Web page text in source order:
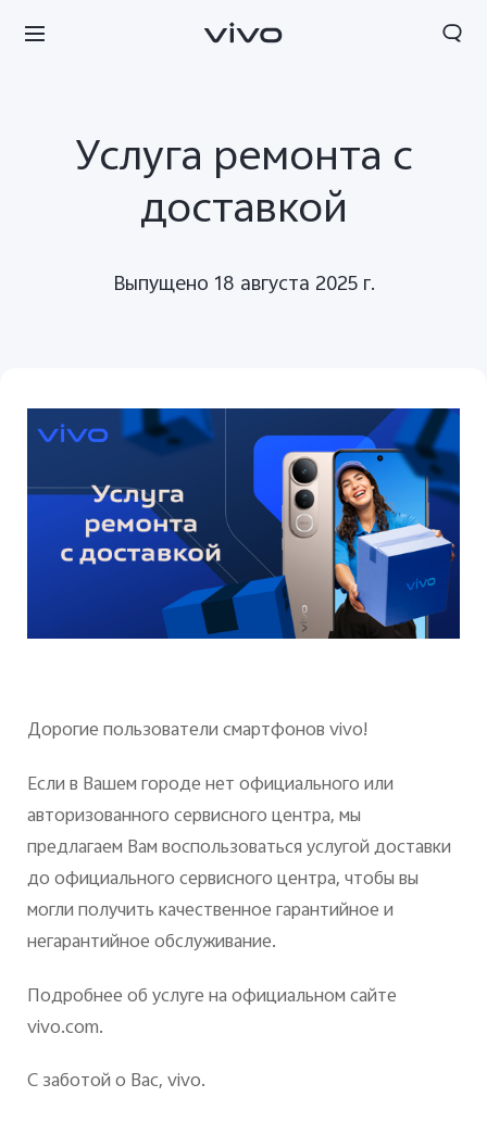
Казахстан | Выберите страну/регион
Услуга ремонта с
доставкой
Выпущено 18 августа 2025 г.
Дорогие пользователи смартфонов vivo!
Если в Вашем городе нет официального или
авторизованного сервисного центра, мы
предлагаем Вам воспользоваться услугой доставки
до официального сервисного центра, чтобы вы
могли получить качественное гарантийное и
негарантийное обслуживание.
Подробнее об услуге на официальном сайте
vivo.com.
С заботой о Вас, vivo.